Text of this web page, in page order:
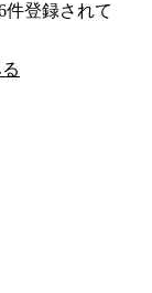
件登録されて